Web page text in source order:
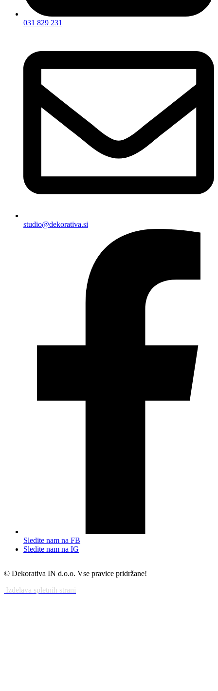
031 829 231
studio@dekorativa.si
Sledite nam na FB
Sledite nam na IG
© Dekorativa IN d.o.o. Vse pravice pridržane!
Izdelava spletnih strani